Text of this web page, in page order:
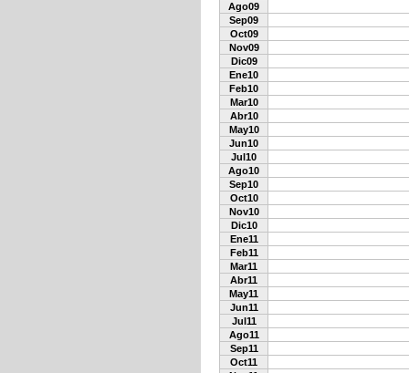
Ago09
Sep09
Oct09
Nov09
Dic09
Ene10
Feb10
Mar10
Abr10
May10
Jun10
Jul10
Ago10
Sep10
Oct10
Nov10
Dic10
Ene11
Feb11
Mar11
Abr11
May11
Jun11
Jul11
Ago11
Sep11
Oct11